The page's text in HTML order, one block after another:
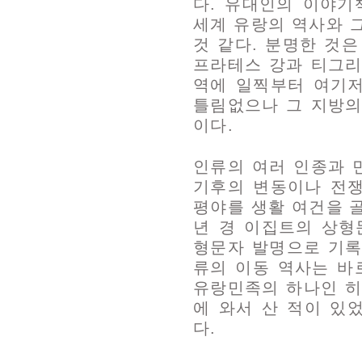
다. 유대인의 이야
세계 유랑의 역사와
것 같다. 분명한 것
프라테스 강과 티그
역에 일찍부터 여기
틀림없으나 그 지방
이다.
인류의 여러 인종과
기후의 변동이나 전
평야를 생활 여건을
년 경 이집트의 상형
형문자 발명으로 기
류의 이동 역사는
유랑민족의 하나인
에 와서 산 적이 있
다.